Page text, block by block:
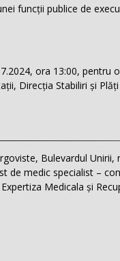
funcții publice de
ora 13:00, pentru
Direcția Stabiliri și
Bulevardul
de medic specialist –
Medicala și